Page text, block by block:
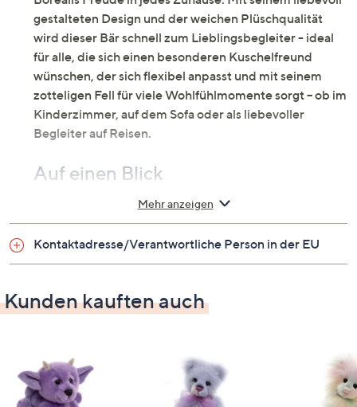
gestalteten Design und der weichen Plüschqualität
wird dieser Bär schnell zum Lieblingsbegleiter - ideal
für alle, die sich einen besonderen Kuschelfreund
wünschen, der sich flexibel anpasst und mit seinem
zotteligen Fell für viele Wohlfühlmomente sorgt – ob im
Kinderzimmer, auf dem Sofa oder als liebevoller
Begleiter auf Reisen.
Auf einen Blick
Plüschbär mit Schleife um den Hals
ca. 36 cm hoch
voll bewegliche Glieder
geeignet für Kinder ab 3 Jahren
Material
Bitte beachten
Mehr anzeigen
Kontaktadresse/Verantwortliche Person in der EU
Kunden kauften auch